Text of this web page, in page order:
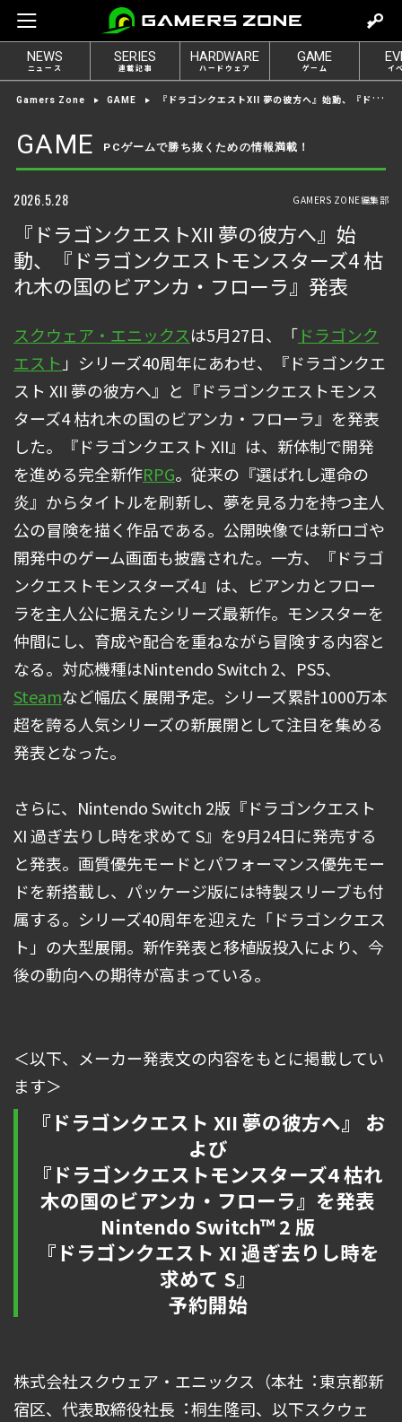
e
o
g
i
n
NEWS
ニュース
SERIES
連載記事
HARDWARE
ハードウェア
GAME
ゲーム イ
Gamers Zone GAME 『ドラゴンクエストXII 夢の彼方へ』始動、『ドラゴンクエストモンスターズ4 枯れ木の国のビアンカ・フローラ』発表
GAME PCゲームで勝ち抜くための情報満載！
2026.5.28 GAMERS ZONE編集部
『ドラゴンクエストXII 夢の彼方へ』始
動、『ドラゴンクエストモンスターズ4 枯
れ木の国のビアンカ・フローラ』発表
スクウェア・エニックスは5月27日、「ドラゴンク
エスト」シリーズ40周年にあわせ、『ドラゴンクエ
スト XII 夢の彼方へ』と『ドラゴンクエストモンス
ターズ4 枯れ木の国のビアンカ・フローラ』を発表
した。『ドラゴンクエスト XII』は、新体制で開発
を進める完全新作RPG。従来の『選ばれし運命の
炎』からタイトルを刷新し、夢を見る力を持つ主人
公の冒険を描く作品である。公開映像では新ロゴや
開発中のゲーム画面も披露された。一方、『ドラゴ
ンクエストモンスターズ4』は、ビアンカとフロー
ラを主人公に据えたシリーズ最新作。モンスターを
仲間にし、育成や配合を重ねながら冒険する内容と
なる。対応機種はNintendo Switch 2、PS5、
Steamなど幅広く展開予定。シリーズ累計1000万本
超を誇る人気シリーズの新展開として注目を集める
発表となった。
さらに、Nintendo Switch 2版『ドラゴンクエスト
XI 過ぎ去りし時を求めて S』を9月24日に発売する
と発表。画質優先モードとパフォーマンス優先モー
ドを新搭載し、パッケージ版には特製スリーブも付
属する。シリーズ40周年を迎えた「ドラゴンクエス
ト」の大型展開。新作発表と移植版投入により、今
後の動向への期待が高まっている。
＜以下、メーカー発表文の内容をもとに掲載してい
ます＞
『ドラゴンクエスト XII 夢の彼⽅へ』 お
よび
『ドラゴンクエストモンスターズ4 枯れ
⽊の国のビアンカ・フローラ』を発表
Nintendo Switch™ 2 版
『ドラゴンクエスト XI 過ぎ去りし時を
求めて S』
予約開始
株式会社スクウェア・エニックス（本社︓東京都新
宿区、代表取締役社⻑︓桐⽣隆司、以下スクウェ